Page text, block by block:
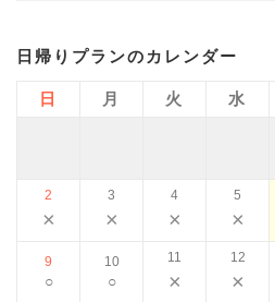
日帰りプランのカレンダー
日 月 火 水
2
×
3
×
4
×
5
×
9
○
10
○
11
×
12
×